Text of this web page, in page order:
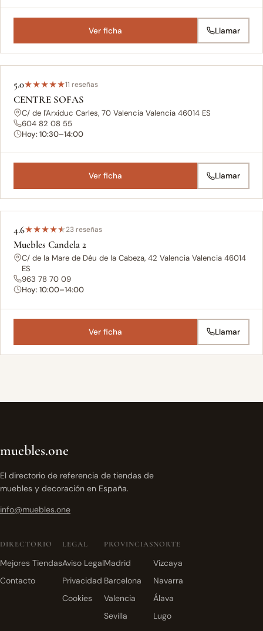
Ver ficha Llamar
5.0★★★★★11 reseñas
CENTRE SOFAS
C/ de l'Arxiduc Carles, 70 Valencia Valencia 46014 ES
604 82 08 55
Hoy: 10:30–14:00
Ver ficha Llamar
4.6★★★★★23 reseñas
Muebles Candela 2
C/ de la Mare de Déu de la Cabeza, 42 Valencia Valencia 46014
ES
963 78 70 09
Hoy: 10:00–14:00
Ver ficha Llamar
muebles.one
El directorio de referencia de tiendas de
muebles y decoración en España.
info@muebles.one
DIRECTORIO
Mejores Tiendas
Contacto
LEGAL
Aviso Legal
Privacidad
Cookies
PROVINCIAS
Madrid
Barcelona
Valencia
Sevilla
NORTE
Vizcaya
Navarra
Álava
Lugo